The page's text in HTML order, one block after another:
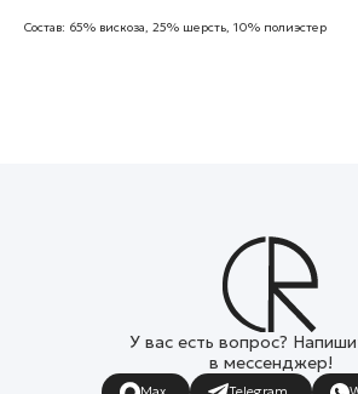
Состав: 65% вискоза, 25% шерсть, 10% полиэстер
У вас есть вопрос?
в мессенджер!